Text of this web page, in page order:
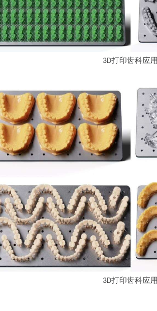
3D打印齿科应用
3D打印齿科应用